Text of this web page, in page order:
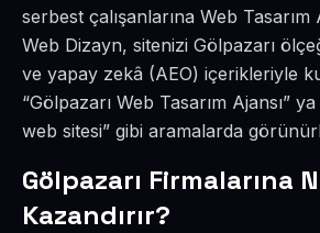
serbest çalışanlarına Web
Web Dizayn, sitenizi Gölpazarı
ve yapay zekâ (AEO) içerikleriyle
“Gölpazarı Web Tasarım Ajansı”
web sitesi” gibi aramalarda
Gölpazarı Firmalarına
Kazandırır?